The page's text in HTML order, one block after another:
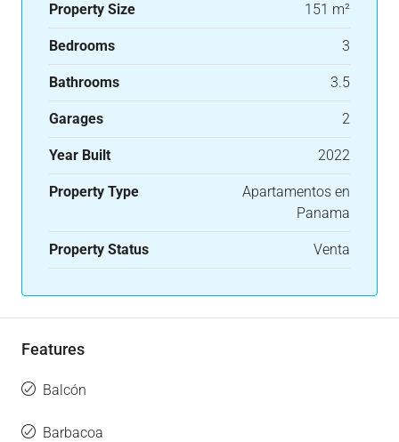
Property Size 151 m²
Bedrooms 3
Bathrooms 3.5
Garages 2
Year Built 2022
Property Type
Apartamentos en
Panama
Property Status Venta
Features
Balcón
Barbacoa